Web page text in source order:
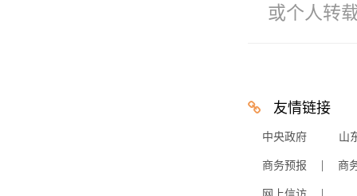
或个人转